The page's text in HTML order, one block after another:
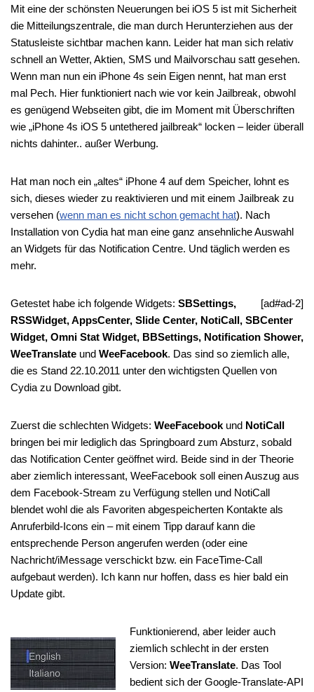
Mit eine der schönsten Neuerungen bei iOS 5 ist mit Sicherheit
die Mitteilungszentrale, die man durch Herunterziehen aus der
Statusleiste sichtbar machen kann. Leider hat man sich relativ
schnell an Wetter, Aktien, SMS und Mailvorschau satt gesehen.
Wenn man nun ein iPhone 4s sein Eigen nennt, hat man erst
mal Pech. Hier funktioniert nach wie vor kein Jailbreak, obwohl
es genügend Webseiten gibt, die im Moment mit Überschriften
wie „iPhone 4s iOS 5 untethered jailbreak“ locken – leider überall
nichts dahinter.. außer Werbung.
Hat man noch ein „altes“ iPhone 4 auf dem Speicher, lohnt es
sich, dieses wieder zu reaktivieren und mit einem Jailbreak zu
versehen (wenn man es nicht schon gemacht hat). Nach
Installation von Cydia hat man eine ganz ansehnliche Auswahl
an Widgets für das Notification Centre. Und täglich werden es
mehr.
[ad#ad-2]
Getestet habe ich folgende Widgets: SBSettings,
RSSWidget, AppsCenter, Slide Center, NotiCall, SBCenter
Widget, Omni Stat Widget, BBSettings, Notification Shower,
WeeTranslate und WeeFacebook. Das sind so ziemlich alle,
die es Stand 22.10.2011 unter den wichtigsten Quellen von
Cydia zu Download gibt.
Zuerst die schlechten Widgets: WeeFacebook und NotiCall
bringen bei mir lediglich das Springboard zum Absturz, sobald
das Notification Center geöffnet wird. Beide sind in der Theorie
aber ziemlich interessant, WeeFacebook soll einen Auszug aus
dem Facebook-Stream zu Verfügung stellen und NotiCall
blendet wohl die als Favoriten abgespeicherten Kontakte als
Anruferbild-Icons ein – mit einem Tipp darauf kann die
entsprechende Person angerufen werden (oder eine
Nachricht/iMessage verschickt bzw. ein FaceTime-Call
aufgebaut werden). Ich kann nur hoffen, dass es hier bald ein
Update gibt.
Funktionierend, aber leider auch
ziemlich schlecht in der ersten
Version: WeeTranslate. Das Tool
bedient sich der Google-Translate-API